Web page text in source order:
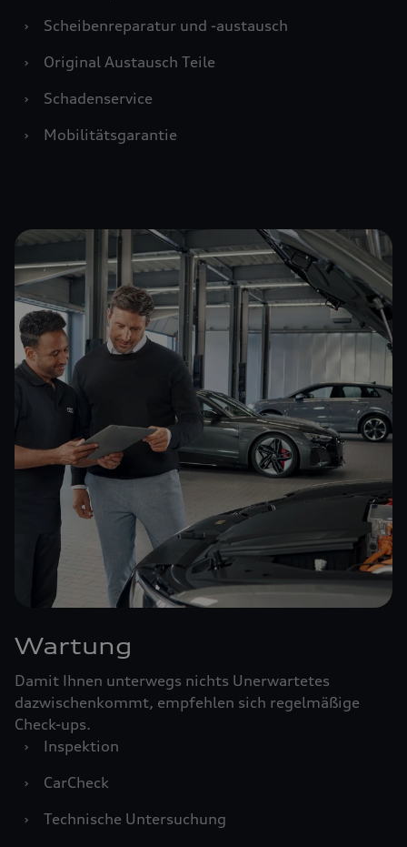
›
Scheibenreparatur und -austausch
›
Original Austausch Teile
›
Schadenservice
›
Mobilitätsgarantie
Wartung
Damit Ihnen unterwegs nichts Unerwartetes
dazwischenkommt, empfehlen sich regelmäßige
Check-ups.
›
Inspektion
›
CarCheck
›
Technische Untersuchung